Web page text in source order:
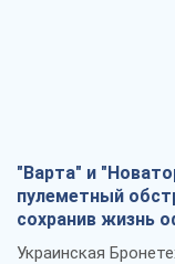
"Варта" и
пулеметный
сохранив жизнь
Украинская